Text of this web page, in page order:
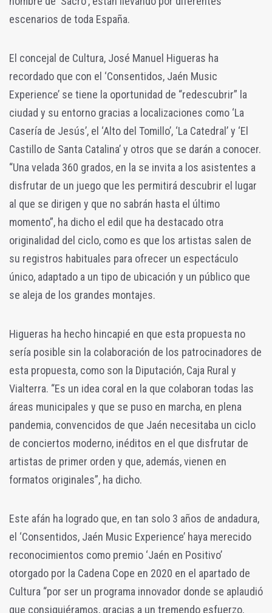
escenarios de toda España.
El concejal de Cultura, José Manuel Higueras ha
recordado que con el ‘Consentidos, Jaén Music
Experience’ se tiene la oportunidad de “redescubrir” la
ciudad y su entorno gracias a localizaciones como ‘La
Casería de Jesús’, el ‘Alto del Tomillo’, ‘La Catedral’ y ‘El
Castillo de Santa Catalina’ y otros que se darán a conocer.
“Una velada 360 grados, en la se invita a los asistentes a
disfrutar de un juego que les permitirá descubrir el lugar
al que se dirigen y que no sabrán hasta el último
momento”, ha dicho el edil que ha destacado otra
originalidad del ciclo, como es que los artistas salen de
su registros habituales para ofrecer un espectáculo
único, adaptado a un tipo de ubicación y un público que
se aleja de los grandes montajes.
Higueras ha hecho hincapié en que esta propuesta no
sería posible sin la colaboración de los patrocinadores de
esta propuesta, como son la Diputación, Caja Rural y
Vialterra. “Es un idea coral en la que colaboran todas las
áreas municipales y que se puso en marcha, en plena
pandemia, convencidos de que Jaén necesitaba un ciclo
de conciertos moderno, inéditos en el que disfrutar de
artistas de primer orden y que, además, vienen en
formatos originales”, ha dicho.
Este afán ha logrado que, en tan solo 3 años de andadura,
el ‘Consentidos, Jaén Music Experience’ haya merecido
reconocimientos como premio ‘Jaén en Positivo’
otorgado por la Cadena Cope en 2020 en el apartado de
Cultura “por ser un programa innovador donde se aplaudió
que consiguiéramos, gracias a un tremendo esfuerzo,